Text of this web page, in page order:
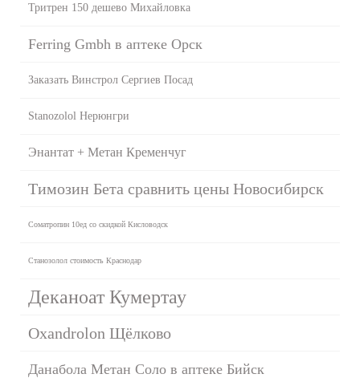
Тритрен 150 дешево Михайловка
Ferring Gmbh в аптеке Орск
Заказать Винстрол Сергиев Посад
Stanozolol Нерюнгри
Энантат + Метан Кременчуг
Tимозин Бета сравнить цены Новосибирск
Cоматропин 10ед со скидкой Кисловодск
Станозолол стоимость Краснодар
Деканоат Кумертау
Oxandrolon Щёлково
Данабола Метан Соло в аптеке Бийск